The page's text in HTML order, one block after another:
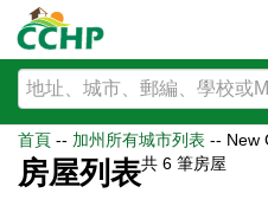
首頁 -- 加州所有城市列表 -- New
房屋列表共 6 筆房屋